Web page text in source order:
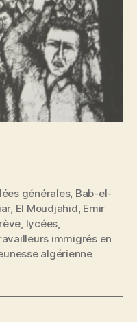
générales, Bab-el-
, El Moudjahid, Emir
, lycées,
immigrés en
algérienne